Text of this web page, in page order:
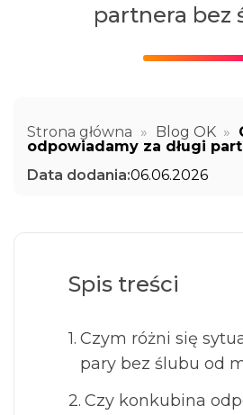
partnera bez
Strona główna » Blog OK »
odpowiadamy za długi
Data dodania:06.06.2026
Spis treści
Czym różni się
pary bez ślubu od
Czy konkubina